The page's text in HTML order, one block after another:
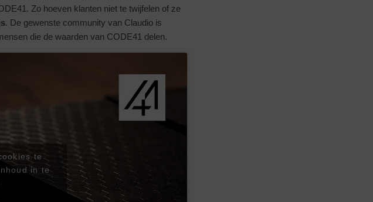
Zo hoeven klanten niet te twijfelen of ze
. De gewenste community van Claudio is
die de waarden van CODE41 delen.
te
in te